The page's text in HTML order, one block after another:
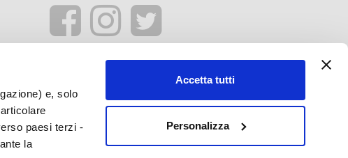
e, solo
paesi terzi -
la
Accetta tutti
Personalizza